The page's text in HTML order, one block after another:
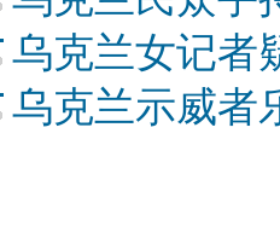
乌克兰女记者
乌克兰示威者